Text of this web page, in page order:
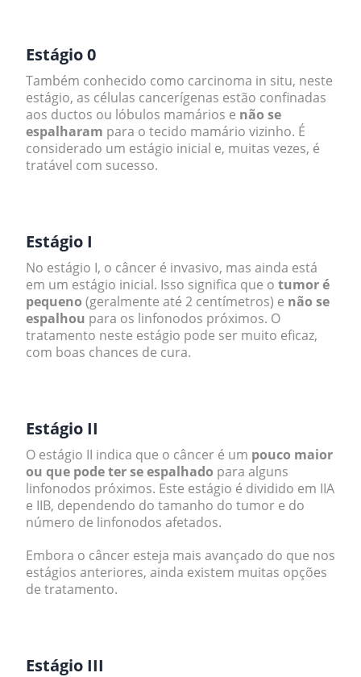
Estágio 0
Também conhecido como carcinoma in situ, neste
estágio, as células cancerígenas estão confinadas
aos ductos ou lóbulos mamários e não se
espalharam para o tecido mamário vizinho. É
considerado um estágio inicial e, muitas vezes, é
tratável com sucesso.
Estágio I
No estágio I, o câncer é invasivo, mas ainda está
em um estágio inicial. Isso significa que o tumor é
pequeno (geralmente até 2 centímetros) e não se
espalhou para os linfonodos próximos. O
tratamento neste estágio pode ser muito eficaz,
com boas chances de cura.
Estágio II
O estágio II indica que o câncer é um pouco maior
ou que pode ter se espalhado para alguns
linfonodos próximos. Este estágio é dividido em IIA
e IIB, dependendo do tamanho do tumor e do
número de linfonodos afetados.
Embora o câncer esteja mais avançado do que nos
estágios anteriores, ainda existem muitas opções
de tratamento.
Estágio III